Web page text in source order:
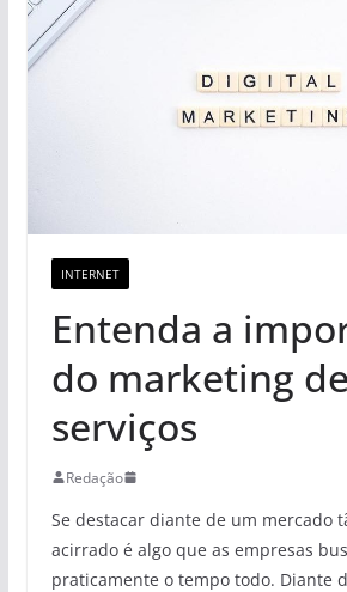
INTERNET
Entenda a
do marketing de
serviços
Redação
Se destacar diante de um mercado
acirrado é algo que as empresas
praticamente o tempo todo. Diante